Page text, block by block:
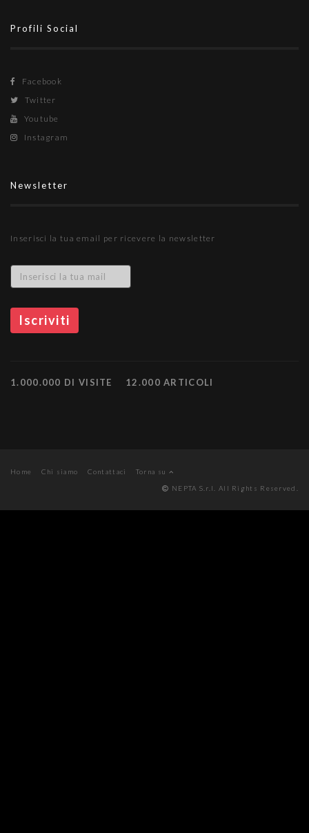
Profili Social
Facebook
Twitter
Youtube
Instagram
Newsletter
Inserisci la tua email per ricevere la newsletter
1.000.000 DI VISITE 12.000 ARTICOLI
Home Chi siamo Contattaci
Torna su
NEPTA S.r.l. All Rights Reserved.